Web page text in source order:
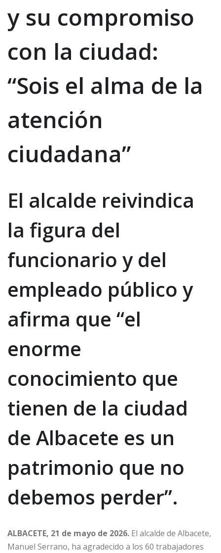
y su compromiso
con la ciudad:
“Sois el alma de la
atención
ciudadana”
El alcalde reivindica
la figura del
funcionario y del
empleado público y
afirma que “el
enorme
conocimiento que
tienen de la ciudad
de Albacete es un
patrimonio que no
debemos perder”.
ALBACETE, 21 de mayo de 2026. El alcalde de Albacete,
Manuel Serrano, ha agradecido a los 60 trabajadores